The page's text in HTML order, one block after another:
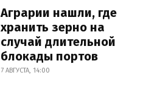
Аграрии нашли, где
хранить зерно на
случай длительной
блокады портов
7 АВГУСТА, 14:00